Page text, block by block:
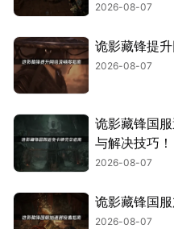
2026-08-07
诡影藏锋提
2026-08-07
诡影藏锋国
与解决技巧！
2026-08-07
诡影藏锋国
2026-08-07